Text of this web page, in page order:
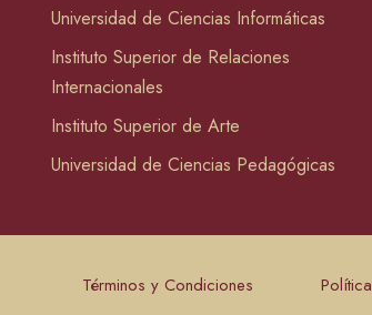
Universidad de Ciencias Informáticas
Instituto Superior de Relaciones
Internacionales
Instituto Superior de Arte
Universidad de Ciencias Pedagógicas
Términos y Condiciones